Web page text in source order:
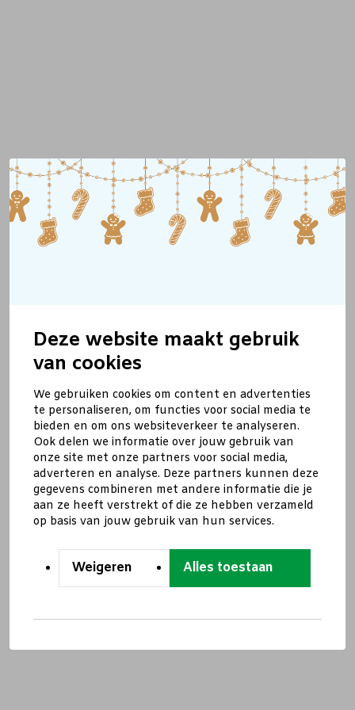
Deze website maakt gebruik
van cookies
We gebruiken cookies om content en advertenties
te personaliseren, om functies voor social media te
bieden en om ons websiteverkeer te analyseren.
Ook delen we informatie over jouw gebruik van
onze site met onze partners voor social media,
adverteren en analyse. Deze partners kunnen deze
gegevens combineren met andere informatie die je
aan ze heeft verstrekt of die ze hebben verzameld
op basis van jouw gebruik van hun services.
Weigeren Alles toestaan